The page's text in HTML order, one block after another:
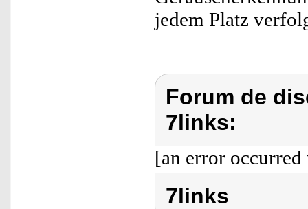
jedem Platz
Forum de
7links:
[an error
7links